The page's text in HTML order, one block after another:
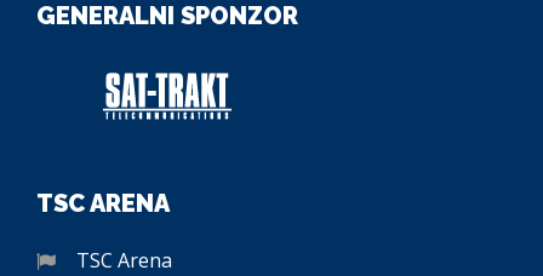
GENERALNI SPONZOR
TSC ARENA
TSC Arena